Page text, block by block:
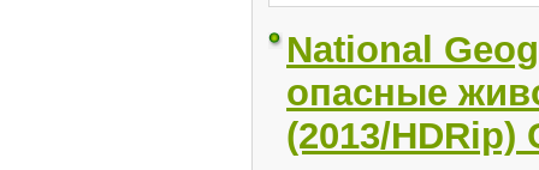
National
опасные
(2013/HDRip)